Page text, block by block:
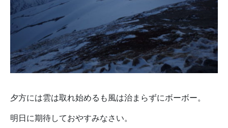
夕方には雲は取れ始めるも風は治まらずにボーボー。
明日に期待しておやすみなさい。